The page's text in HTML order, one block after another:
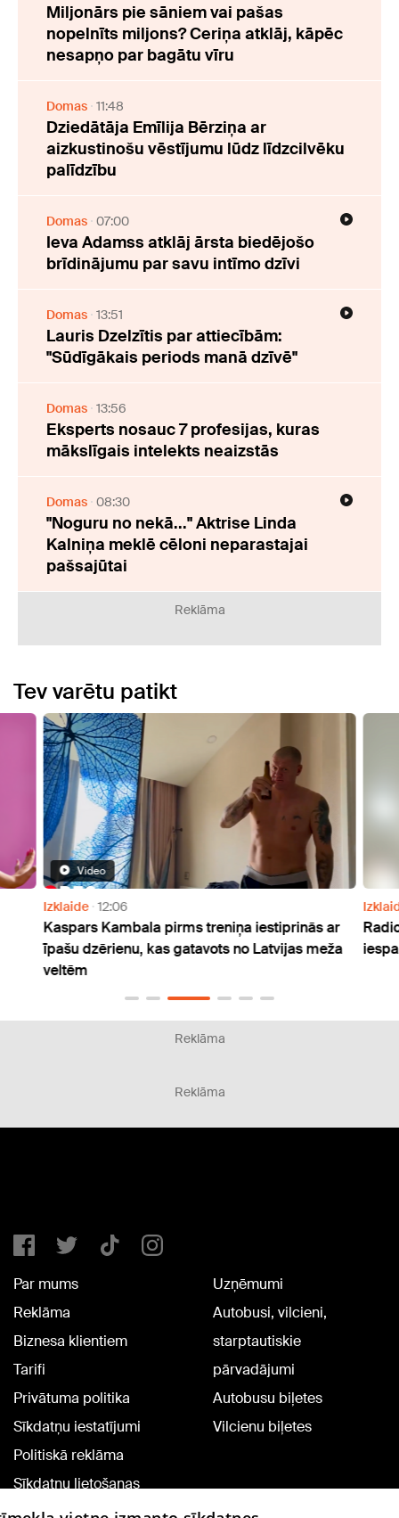
Miljonārs pie sāniem vai pašas
nopelnīts miljons? Ceriņa atklāj, kāpēc
nesapņo par bagātu vīru
Domas 11:48
Dziedātāja Emīlija Bērziņa ar
aizkustinošu vēstījumu lūdz līdzcilvēku
palīdzību
Domas 07:00
Ieva Adamss atklāj ārsta biedējošo
brīdinājumu par savu intīmo dzīvi
Domas 13:51
Lauris Dzelzītis par attiecībām:
"Sūdīgākais periods manā dzīvē"
Domas 13:56
Eksperts nosauc 7 profesijas, kuras
mākslīgais intelekts neaizstās
Domas 08:30
"Noguru no nekā..." Aktrise Linda
Kalniņa meklē cēloni neparastajai
pašsajūtai
Reklāma
Tev varētu patikt
Video
Izklaide 12:06
Kaspars Kambala pirms treniņa iestiprinās ar
īpašu dzērienu, kas gatavots no Latvijas meža
veltēm
Reklāma
Reklāma
Par mums
Reklāma
Biznesa klientiem
Tarifi
Privātuma politika
Sīkdatņu iestatījumi
Politiskā reklāma
Sīkdatņu lietošanas
noteikumi
Uzņēmumi
Autobusi, vilcieni,
starptautiskie
pārvadājumi
Autobusu biļetes
Vilcienu biļetes